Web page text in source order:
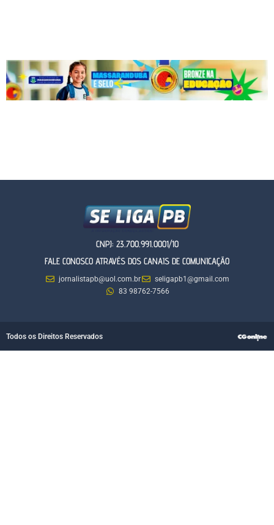
CNPJ: 23.700.991.0001/10
FALE CONOSCO ATRAVÉS DOS CANAIS DE COMUNICAÇÃO
jornalistapb@uol.com.br
seligapb1@gmail.com
83 98762-7566
Todos os Direitos Reservados